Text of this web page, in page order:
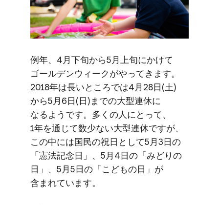
例年、​4月下旬から​5月上旬に​かけて​
ゴールデンウィークが​やってきます。​
2018年は​長い​ところでは​4月28日(土)
から​5月6日(日)までの​大型連休に​
なるようです。​多くの​人に​とって、​
1年を​通じて​数少ない​大型連休ですが、​
この​中には​国民の​祝日と​して​5月3日の​
「憲法記念日」、​5月4日の​「みどりの​
日」、​5月5日の​「こどもの​日」が​
含まれています。